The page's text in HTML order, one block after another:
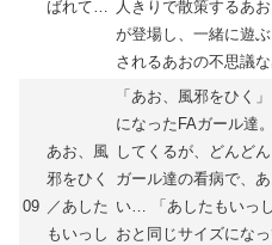
ばれて… 人きりで散策するあ
が登場し、一緒に遊
されるあおの不思議
09
あお、風
邪をひく
／あした
もいっし
「あお、風邪をひく
になったFAガール達
してくるが、どんど
ガール達の看病で、
い… 「あしたもいっ
おと同じサイズにな